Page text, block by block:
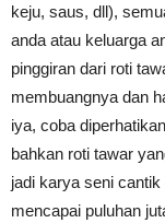
keju, saus, dll),
anda atau keluarga
pinggiran dari roti
membuangnya dan
iya, coba
bahkan roti tawar
jadi karya seni
mencapai puluhan